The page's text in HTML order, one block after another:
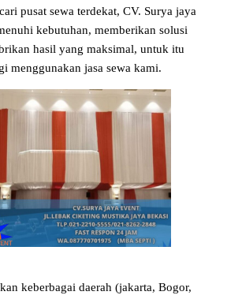
pusat sewa terdekat, CV. Surya jaya
kebutuhan, memberikan solusi
hasil yang maksimal, untuk itu
menggunakan jasa sewa kami.
keberbagai daerah (jakarta, Bogor,